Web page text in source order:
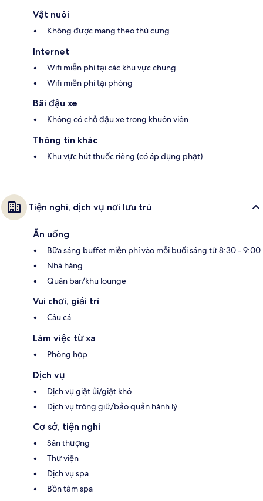
Vật nuôi
Không được mang theo thú cưng
Internet
Wifi miễn phí tại các khu vực chung
Wifi miễn phí tại phòng
Bãi đậu xe
Không có chỗ đậu xe trong khuôn viên
Thông tin khác
Khu vực hút thuốc riêng (có áp dụng phạt)
Tiện nghi, dịch vụ nơi lưu trú
Ăn uống
Bữa sáng buffet miễn phí vào mỗi buổi sáng từ 8:30 - 9:00
Nhà hàng
Quán bar/khu lounge
Vui chơi, giải trí
Câu cá
Làm việc từ xa
Phòng họp
Dịch vụ
Dịch vụ giặt ủi/giặt khô
Dịch vụ trông giữ/bảo quản hành lý
Cơ sở, tiện nghi
Sân thượng
Thư viện
Dịch vụ spa
Bồn tắm spa